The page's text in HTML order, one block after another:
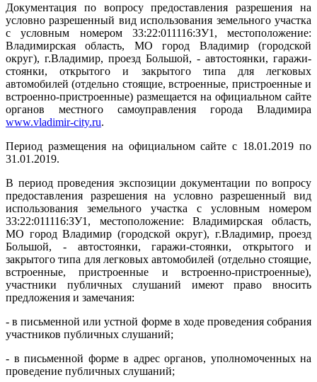
Документация по вопросу предоставления разрешения на
условно разрешенный вид использования земельного участка
с условным номером 33:22:011116:ЗУ1, местоположение:
Владимирская область, МО город Владимир (городской
округ), г.Владимир, проезд Большой, - автостоянки, гаражи-
стоянки, открытого и закрытого типа для легковых
автомобилей (отдельно стоящие, встроенные, пристроенные и
встроенно-пристроенные) размещается на официальном сайте
органов местного самоуправления города Владимира
www.vladimir-city.ru.
Период размещения на официальном сайте с 18.01.2019 по
31.01.2019.
В период проведения экспозиции документации по вопросу
предоставления разрешения на условно разрешенный вид
использования земельного участка с условным номером
33:22:011116:ЗУ1, местоположение: Владимирская область,
МО город Владимир (городской округ), г.Владимир, проезд
Большой, - автостоянки, гаражи-стоянки, открытого и
закрытого типа для легковых автомобилей (отдельно стоящие,
встроенные, пристроенные и встроенно-пристроенные),
участники публичных слушаний имеют право вносить
предложения и замечания:
- в письменной или устной форме в ходе проведения собрания
участников публичных слушаний;
- в письменной форме в адрес органов, уполномоченных на
проведение публичных слушаний;